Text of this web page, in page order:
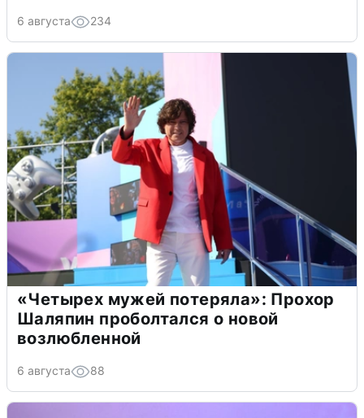
6 августа 234
«Четырех мужей потеряла»: Прохор
Шаляпин проболтался о новой
возлюбленной
6 августа 88